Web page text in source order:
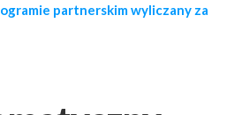
partnerskim wyliczany za